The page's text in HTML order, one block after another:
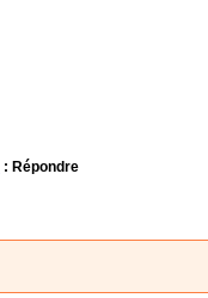
: Répondre